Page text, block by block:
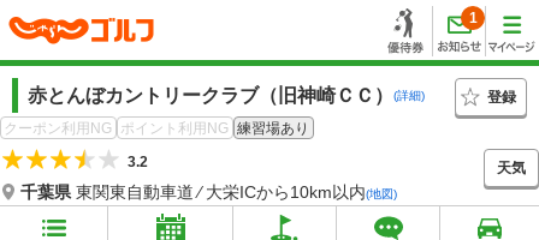
1
赤とんぼカントリークラブ（旧神崎ＣＣ） (詳細)
登録
クーポン利用NG
ポイント利用NG 練習場あり
3.2
千葉県 東関東自動車道 ⁄ 大栄ICから10km以内(地図)
天気